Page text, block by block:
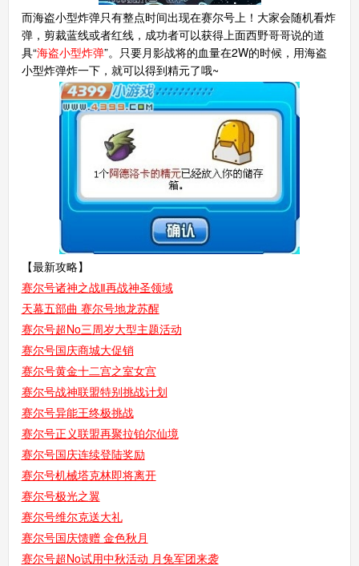
而海盗小型炸弹只有整点时间出现在赛尔号上！大家会随机看炸
弹，剪裁蓝线或者红线，成功者可以获得上面西野哥哥说的道
具“海盗小型炸弹”。只要月影战将的血量在2W的时候，用海盗
小型炸弹炸一下，就可以得到精元了哦~
【最新攻略】
赛尔号诸神之战Ⅱ再战神圣领域
天幕五部曲 赛尔号地龙苏醒
赛尔号超No三周岁大型主题活动
赛尔号国庆商城大促销
赛尔号黄金十二宫之室女宫
赛尔号战神联盟特别挑战计划
赛尔号异能王终极挑战
赛尔号正义联盟再聚拉铂尔仙境
赛尔号国庆连续登陆奖励
赛尔号机械塔克林即将离开
赛尔号极光之翼
赛尔号维尔克送大礼
赛尔号国庆馈赠 金色秋月
赛尔号超No试用中秋活动 月兔军团来袭